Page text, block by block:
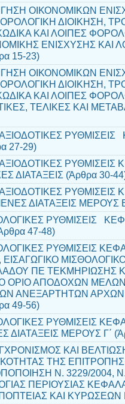
ΟΙΚΟΝΟΜΙΚΩΝ
ΔΙΟΙΚΗΣΗ,
ΚΑΙ ΛΟΙΠΕΣ
ΕΝΙΣΧΥΣΗΣ ΚΑΙ
15-23)
ΟΙΚΟΝΟΜΙΚΩΝ
ΔΙΟΙΚΗΣΗ,
ΚΑΙ ΛΟΙΠΕΣ
ΤΕΛΙΚΕΣ ΚΑΙ
ΡΥΘΜΙΣΕΙΣ
27-29)
ΡΥΘΜΙΣΕΙΣ
ΔΙΑΤΑΞΕΙΣ (Άρθρα 30-
ΡΥΘΜΙΣΕΙΣ
ΔΙΑΤΑΞΕΙΣ ΜΕΡΟΥΣ
ΡΥΘΜΙΣΕΙΣ
47-48)
ΡΥΘΜΙΣΕΙΣ
ΠΕ ΤΕΚΜΗΡΙΩΣΗΣ
ΟΡΙΟ ΑΠΟΔΟΧΩΝ
ΑΝΕΞΑΡΤΗΤΩΝ ΑΡΧΩΝ
49-56)
ΡΥΘΜΙΣΕΙΣ
ΔΙΑΤΑΞΕΙΣ ΜΕΡΟΥΣ Γ΄
ΚΑΙ
ΤΗΣ
Ν. 3229/2004, Ν.
ΠΕΡΙΟΥΣΙΑΣ
ΚΑΙ ΚΥΡΩΣΕΩΝ